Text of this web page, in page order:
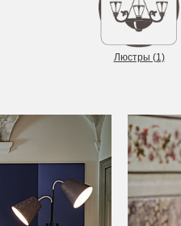
Люстры (1)